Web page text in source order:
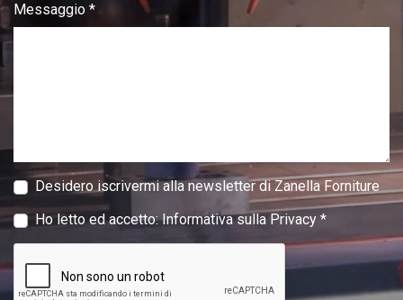
Messaggio *
Desidero iscrivermi alla newsletter di Zanella Forniture
Ho letto ed accetto:Informativa sulla Privacy *